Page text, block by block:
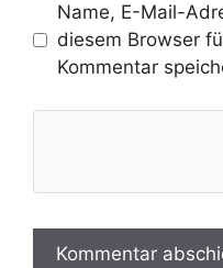
Name, E-Mail-
diesem Browser
Kommentar